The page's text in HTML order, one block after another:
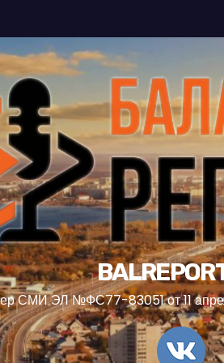
СМИ ЭЛ №ФС77-83051 от 11